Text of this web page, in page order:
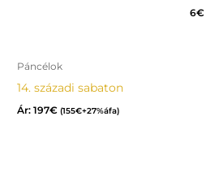
6€
Páncélok
14. századi sabaton
Ár: 197€ (155€+27%áfa)